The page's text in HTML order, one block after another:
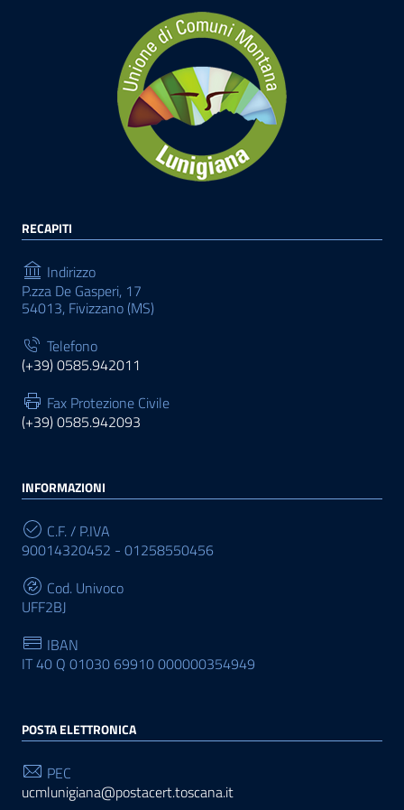
RECAPITI
Indirizzo
P.zza De Gasperi, 17
54013, Fivizzano (MS)
Telefono
(+39) 0585.942011
Fax Protezione Civile
(+39) 0585.942093
INFORMAZIONI
C.F. / P.IVA
90014320452 - 01258550456
Cod. Univoco
UFF2BJ
IBAN
IT 40 Q 01030 69910 000000354949
POSTA ELETTRONICA
PEC
ucmlunigiana@postacert.toscana.it